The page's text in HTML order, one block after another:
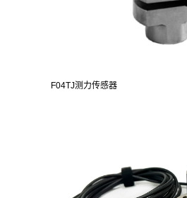
F04TJ测力传感器